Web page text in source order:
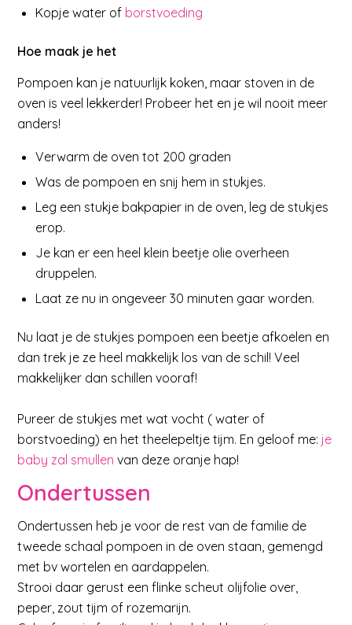
Kopje water of borstvoeding
Hoe maak je het
Pompoen kan je natuurlijk koken, maar stoven in de
oven is veel lekkerder! Probeer het en je wil nooit meer
anders!
Verwarm de oven tot 200 graden
Was de pompoen en snij hem in stukjes.
Leg een stukje bakpapier in de oven, leg de stukjes
erop.
Je kan er een heel klein beetje olie overheen
druppelen.
Laat ze nu in ongeveer 30 minuten gaar worden.
Nu laat je de stukjes pompoen een beetje afkoelen en
dan trek je ze heel makkelijk los van de schil! Veel
makkelijker dan schillen vooraf!
Pureer de stukjes met wat vocht ( water of
borstvoeding) en het theelepeltje tijm. En geloof me: je
baby zal smullenvan deze oranje hap!
Ondertussen
Ondertussen heb je voor de rest van de familie de
tweede schaal pompoen in de oven staan, gemengd
met bv wortelen en aardappelen.
Strooi daar gerust een flinke scheut olijfolie over,
peper, zout tijm of rozemarijn.